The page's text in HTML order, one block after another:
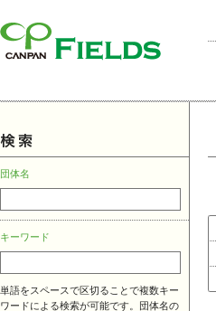
団体名
キーワード
単語をスペースで区切ることで複数キー
ワードによる検索が可能です。団体名の